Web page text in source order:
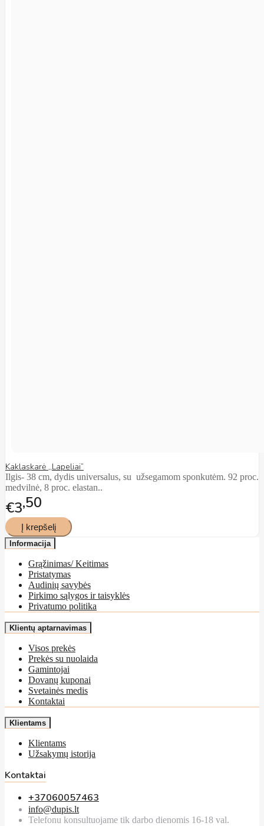
Kaklaskarė ,,Lapeliai”
Ilgis- 38 cm, dydis universalus, su užsegamom sponkutėm. 92 proc.
medvilnė, 8 proc. elastan..
€3 50
Informacija
Grąžinimas/ Keitimas
Pristatymas
Audinių savybės
Pirkimo sąlygos ir taisyklės
Privatumo politika
Klientų aptarnavimas
Visos prekės
Prekės su nuolaida
Gamintojai
Dovanų kuponai
Svetainės medis
Kontaktai
Klientams
Klientams
Užsakymų istorija
Kontaktai
+37060057463
info@dupis.lt
Telefonu konsultuojame tik darbo dienomis 16-18 val.